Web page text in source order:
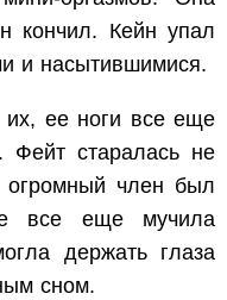
кончил. Кейн упал
и насытившимися.
их, ее ноги все еще
Фейт старалась не
огромный член был
все еще мучила
держать глаза
сном.